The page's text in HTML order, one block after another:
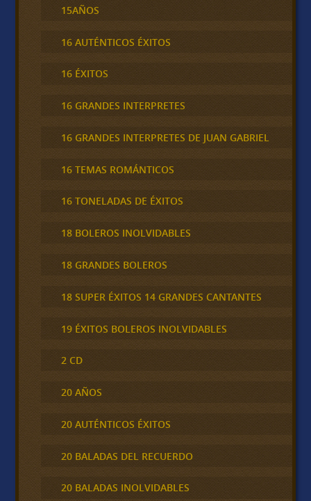
15AÑOS
16 AUTÉNTICOS ÉXITOS
16 ÉXITOS
16 GRANDES INTERPRETES
16 GRANDES INTERPRETES DE JUAN GABRIEL
16 TEMAS ROMÁNTICOS
16 TONELADAS DE ÉXITOS
18 BOLEROS INOLVIDABLES
18 GRANDES BOLEROS
18 SUPER ÉXITOS 14 GRANDES CANTANTES
19 ÉXITOS BOLEROS INOLVIDABLES
2 CD
20 AÑOS
20 AUTÉNTICOS ÉXITOS
20 BALADAS DEL RECUERDO
20 BALADAS INOLVIDABLES